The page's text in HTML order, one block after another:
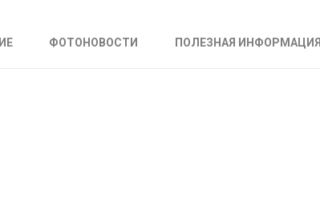
ФОТОНОВОСТИ ПОЛЕЗНАЯ ИНФОРМАЦИЯ